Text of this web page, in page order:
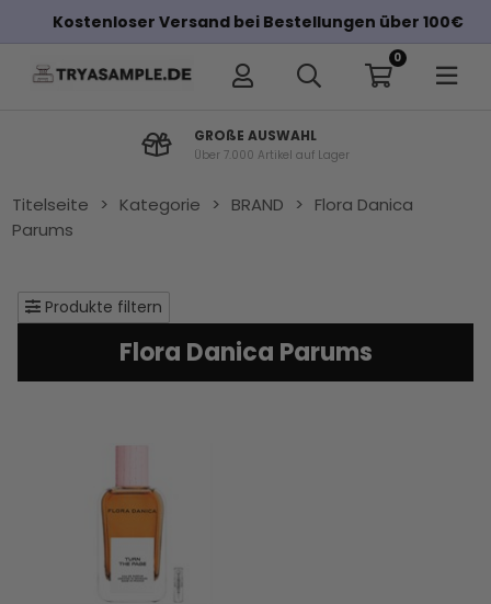
Kostenloser Versand bei Bestellungen über 100€
0
GROßE AUSWAHL
Über 7.000 Artikel auf Lager
Titelseite > Kategorie > BRAND > Flora Danica
Parums
Produkte filtern
Flora Danica Parums